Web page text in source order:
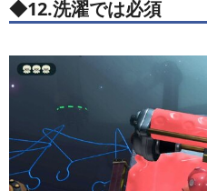
◆12.洗濯では必須